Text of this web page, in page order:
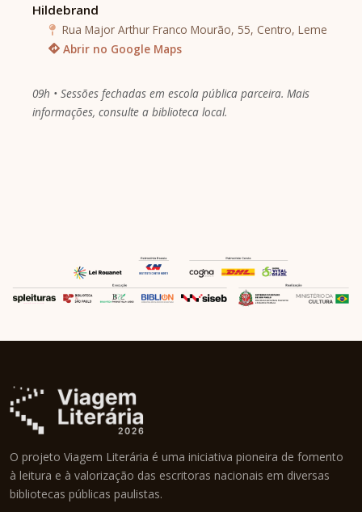
Hildebrand
Rua Major Arthur Franco Mourão, 55, Centro, Leme
Abrir no Google Maps
09h • Sessões fechadas em escola pública parceira. Mais
informações, consulte a biblioteca local.
O projeto Viagem Literária é uma iniciativa pioneira de fomento
à leitura e à valorização das escritoras nacionais em diversas
bibliotecas públicas paulistas.